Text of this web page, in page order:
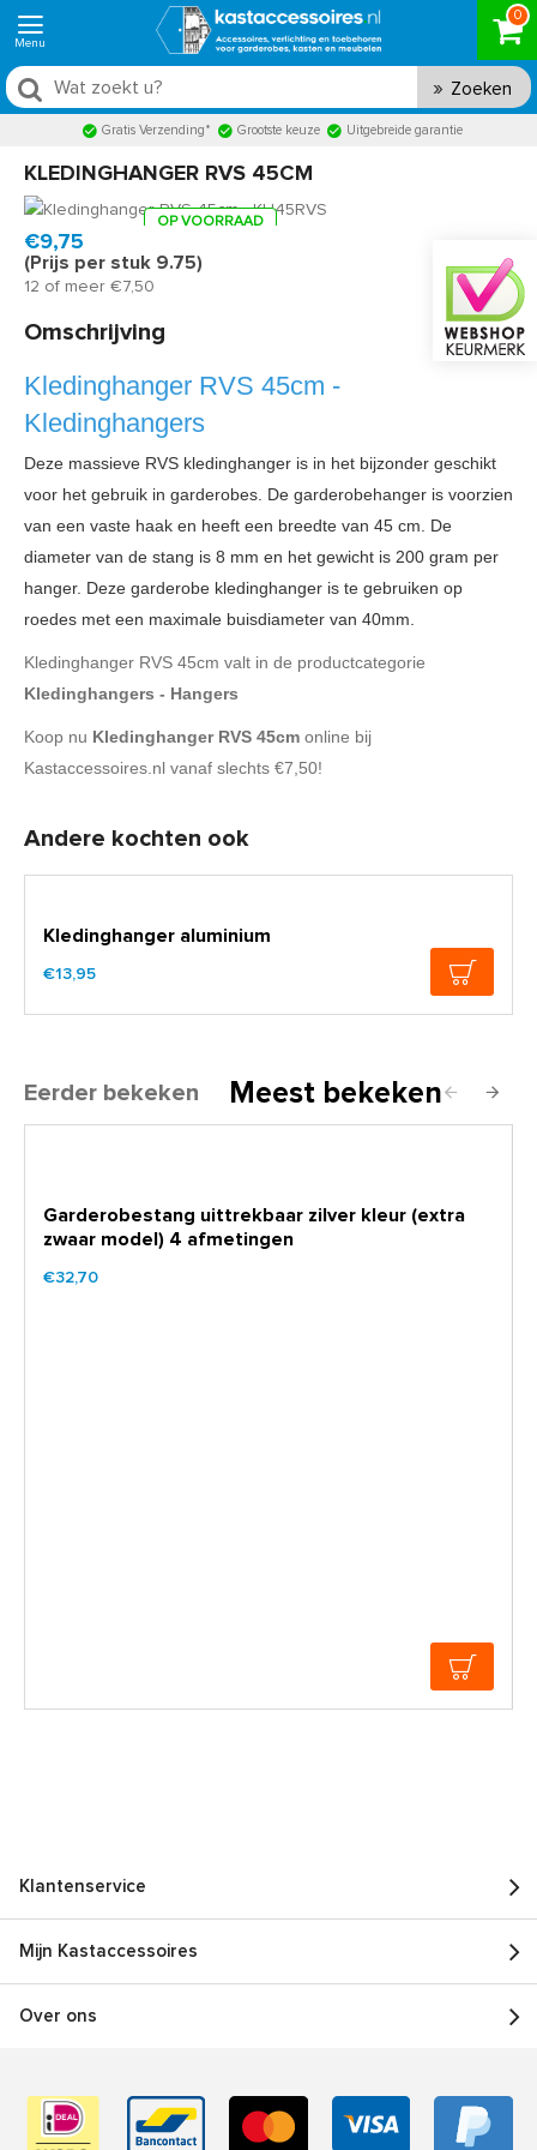
0
Zoeken
Gratis Verzending* Grootste keuze Uitgebreide garantie
KLEDINGHANGER RVS 45CM
OP VOORRAAD
Snel in huis, 1 á 2 werkdagen
€9,75
(Prijs per stuk 9.75)
12 of meer €7,50
Omschrijving
Kledinghanger RVS 45cm -
Kledinghangers
Deze massieve RVS kledinghanger is in het bijzonder geschikt
voor het gebruik in garderobes . De garderobehanger is voorzien
van een vaste haak en heeft een breedte van 45 cm. De
diameter van de stang is 8 mm en het gewicht is 200 gram per
hanger. Deze garderobe kledinghanger is te gebruiken op
roedes met een maximale buisdiameter van 40mm.
Kledinghanger RVS 45cm valt in de productcategorie
Kledinghangers - Hangers
Koop nu Kledinghanger RVS 45cm online bij
Kastaccessoires.nl vanaf slechts €7,50!
Andere kochten ook
Kledinghanger aluminium
€13,95
Eerder bekeken Meest bekeken
Garderobestang uittrekbaar zilver kleur (extra
zwaar model) 4 afmetingen
€32,70
Klantenservice
Mijn Kastaccessoires
Over ons